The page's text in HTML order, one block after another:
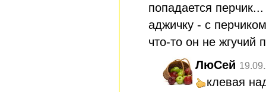
попадается
аджичку - с
что-то он не жгучий
ЛюСей
клевая